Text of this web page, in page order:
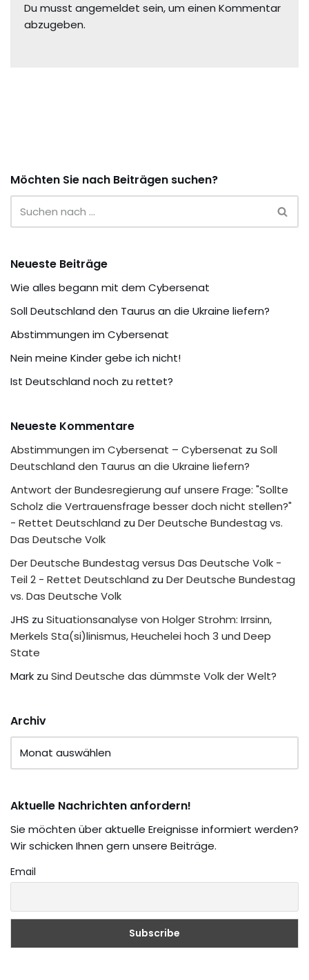
Du musst angemeldet sein, um einen Kommentar
abzugeben.
Möchten Sie nach Beiträgen suchen?
Neueste Beiträge
Wie alles begann mit dem Cybersenat
Soll Deutschland den Taurus an die Ukraine liefern?
Abstimmungen im Cybersenat
Nein meine Kinder gebe ich nicht!
Ist Deutschland noch zu rettet?
Neueste Kommentare
Abstimmungen im Cybersenat – Cybersenat zu Soll
Deutschland den Taurus an die Ukraine liefern?
Antwort der Bundesregierung auf unsere Frage: "Sollte
Scholz die Vertrauensfrage besser doch nicht stellen?"
- Rettet Deutschland zu Der Deutsche Bundestag vs.
Das Deutsche Volk
Der Deutsche Bundestag versus Das Deutsche Volk -
Teil 2 - Rettet Deutschland zu Der Deutsche Bundestag
vs. Das Deutsche Volk
JHS zu Situationsanalyse von Holger Strohm: Irrsinn,
Merkels Sta(si)linismus, Heuchelei hoch 3 und Deep
State
Mark zu Sind Deutsche das dümmste Volk der Welt?
Archiv
Aktuelle Nachrichten anfordern!
Sie möchten über aktuelle Ereignisse informiert werden?
Wir schicken Ihnen gern unsere Beiträge.
Email